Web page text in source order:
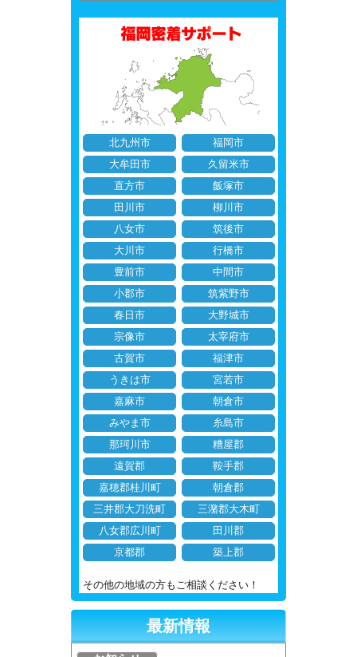
北九州市
福岡市
大牟田市
久留米市
直方市
飯塚市
田川市
柳川市
八女市
筑後市
大川市
行橋市
豊前市
中間市
小郡市
筑紫野市
春日市
大野城市
宗像市
太宰府市
古賀市
福津市
うきは市
宮若市
嘉麻市
朝倉市
みやま市
糸島市
那珂川市
糟屋郡
遠賀郡
鞍手郡
嘉穂郡桂川町
朝倉郡
三井郡大刀洗町
三潴郡大木町
八女郡広川町
田川郡
京都郡
築上郡
その他の地域の方もご相談ください！
最新情報